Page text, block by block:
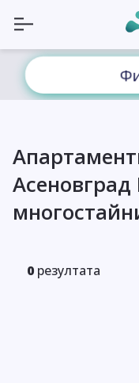
0 резултата